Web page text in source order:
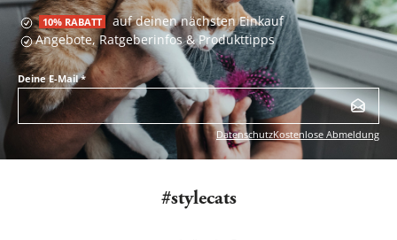
10% RABATT auf deinen nächsten Einkauf
Angebote, Ratgeberinfos & Produkttipps
Deine E-Mail*
DatenschutzKostenlose Abmeldung
#stylecats